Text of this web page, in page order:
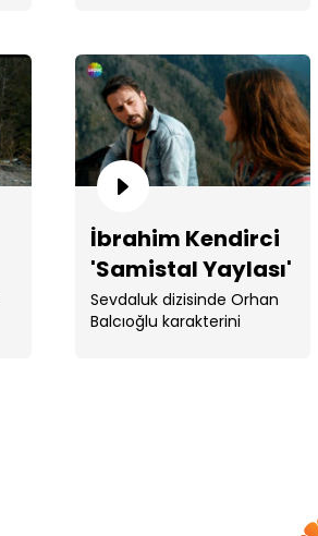
İbrahim Kendirci
'Samistal Yaylası'
/ Sevdaluk
Sevdaluk dizisinde Orhan
Balcıoğlu karakterini